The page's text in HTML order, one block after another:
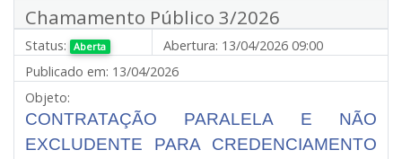
Chamamento Público 3/2026
Status: Aberta Abertura: 13/04/2026 09:00
Publicado em: 13/04/2026
Objeto:
CONTRATAÇÃO PARALELA E NÃO
EXCLUDENTE PARA CREDENCIAMENTO